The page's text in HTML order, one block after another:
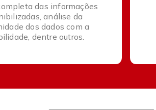
das informações
análise da
dos dados com a
dentre outros.